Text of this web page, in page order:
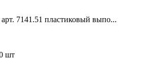
7141.51 пластиковый выпо...
шт